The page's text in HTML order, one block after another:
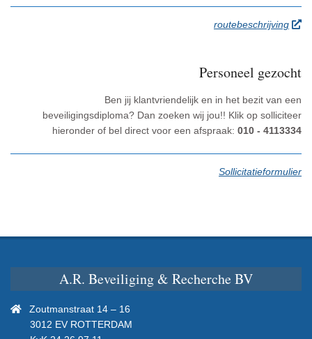
routebeschrijving
Personeel gezocht
Ben jij klantvriendelijk en in het bezit van een
beveiligingsdiploma? Dan zoeken wij jou!! Klik op solliciteer
hieronder of bel direct voor een afspraak: 010 - 4113334
Sollicitatieformulier
A.R. Beveiliging & Recherche BV
Ga Zoutmanstraat 14 – 16
3012 EV ROTTERDAM